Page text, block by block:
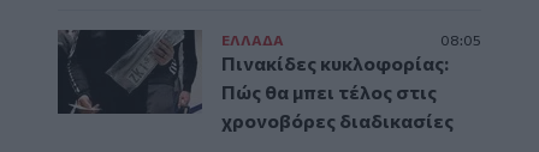
ΕΛΛAΔΑ 08:05
Πινακίδες κυκλοφορίας:
Πώς θα μπει τέλος στις
χρονοβόρες διαδικασίες